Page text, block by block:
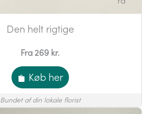
Den helt rigtige
Fra 269 kr.
Køb her
Bundet af din lokale florist